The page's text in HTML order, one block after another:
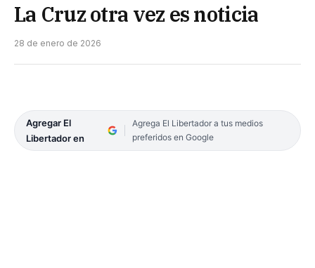
La Cruz otra vez es noticia
28 de enero de 2026
Agregar El
Libertador en
Agrega El Libertador a tus medios
preferidos en Google